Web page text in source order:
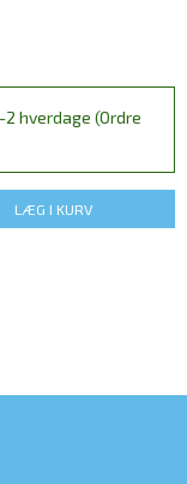
hverdage (Ordre
LÆG I KURV